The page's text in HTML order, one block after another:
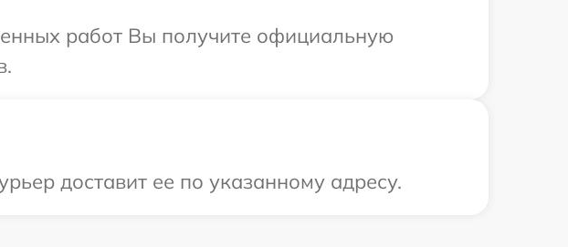
работ Вы получите официальную
доставит ее по указанному адресу.